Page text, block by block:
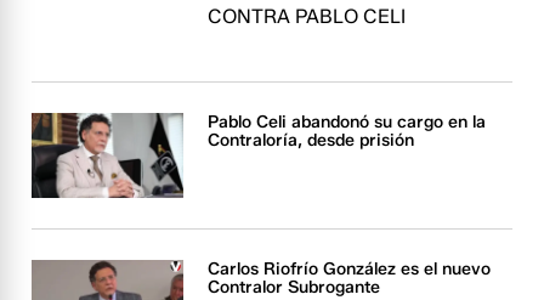
CONTRA PABLO CELI
Pablo Celi abandonó su cargo en la
Contraloría, desde prisión
Carlos Riofrío González es el nuevo
Contralor Subrogante